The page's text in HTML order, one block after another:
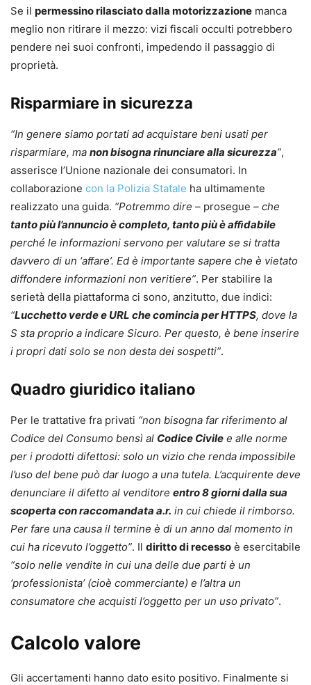
Se il permessino rilasciato dalla motorizzazione manca
meglio non ritirare il mezzo: vizi fiscali occulti potrebbero
pendere nei suoi confronti, impedendo il passaggio di
proprietà.
Risparmiare in sicurezza
“In genere siamo portati ad acquistare beni usati per
risparmiare, ma non bisogna rinunciare alla sicurezza”,
asserisce l’Unione nazionale dei consumatori. In
collaborazione con la Polizia Statale ha ultimamente
realizzato una guida. “Potremmo dire – prosegue – che
tanto più l’annuncio è completo, tanto più è aﬃdabile
perché le informazioni servono per valutare se si tratta
davvero di un ‘aﬀare’. Ed è importante sapere che è vietato
diffondere informazioni non veritiere”. Per stabilire la
serietà della piattaforma ci sono, anzitutto, due indici:
“Lucchetto verde e URL che comincia per HTTPS, dove la
S sta proprio a indicare Sicuro. Per questo, è bene inserire
i propri dati solo se non desta dei sospetti”.
Quadro giuridico italiano
Per le trattative fra privati “non bisogna far riferimento al
Codice del Consumo bensì al Codice Civile e alle norme
per i prodotti difettosi: solo un vizio che renda impossibile
l’uso del bene può dar luogo a una tutela. L’acquirente deve
denunciare il difetto al venditore entro 8 giorni dalla sua
scoperta con raccomandata a.r. in cui chiede il rimborso.
Per fare una causa il termine è di un anno dal momento in
cui ha ricevuto l’oggetto”. Il diritto di recesso è esercitabile
“solo nelle vendite in cui una delle due parti è un
‘professionista’ (cioè commerciante) e l’altra un
consumatore che acquisti l’oggetto per un uso privato”.
Calcolo valore
Gli accertamenti hanno dato esito positivo. Finalmente si